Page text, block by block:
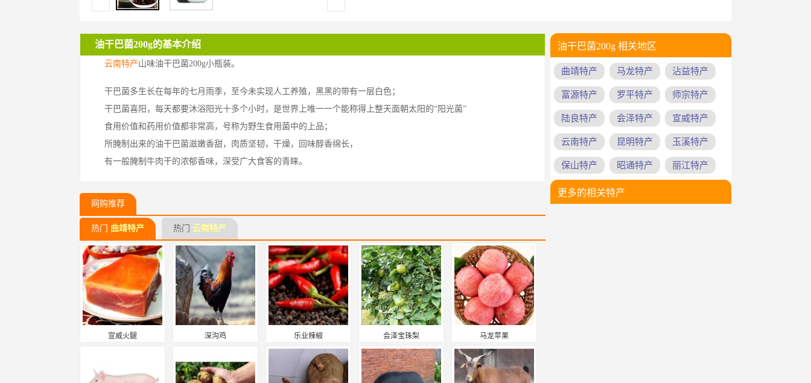
油干巴菌200g的基本介绍
云南特产山味油干巴菌200g小瓶装。
干巴菌多生长在每年的七月雨季，至今未实现人工养殖，黑黑的带有一层白色；
干巴菌喜阳，每天都要沐浴阳光十多个小时，是世界上唯一一个能称得上整天面朝太阳的“阳光菌”
食用价值和药用价值都非常高，号称为野生食用菌中的上品；
所腌制出来的油干巴菌滋嫩香甜，肉质坚韧，干燥，回味醇香绵长，
有一般腌制牛肉干的浓郁香味，深受广大食客的青睐。
网购推荐
热门 曲靖特产 热门 云南特产
宣威火腿 深沟鸡 乐业辣椒 会泽宝珠梨 马龙苹果
油干巴菌200g 相关地区
曲靖特产 马龙特产 沾益特产
富源特产 罗平特产 师宗特产
陆良特产 会泽特产 宣威特产
云南特产 昆明特产 玉溪特产
保山特产 昭通特产 丽江特产
更多的相关特产